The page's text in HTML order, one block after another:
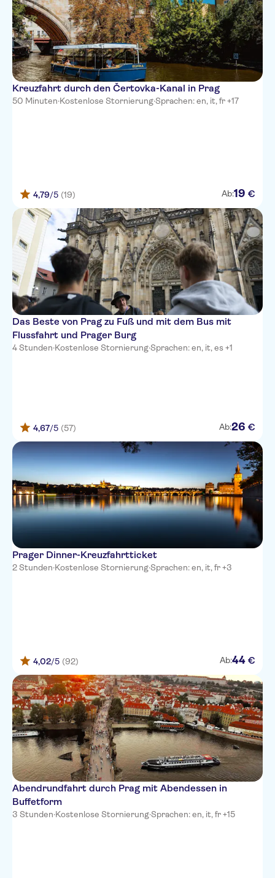
Kreuzfahrt durch den Čertovka-Kanal in Prag
50 Minuten·Kostenlose Stornierung·Sprachen: en, it, fr +17
4,79/5 (19) Ab:19 €
Das Beste von Prag zu Fuß und mit dem Bus mit
Flussfahrt und Prager Burg
4 Stunden·Kostenlose Stornierung·Sprachen: en, it, es +1
4,67/5 (57) Ab:26 €
Prager Dinner-Kreuzfahrtticket
2 Stunden·Kostenlose Stornierung·Sprachen: en, it, fr +3
4,02/5 (92) Ab:44 €
Abendrundfahrt durch Prag mit Abendessen in
Buffetform
3 Stunden·Kostenlose Stornierung·Sprachen: en, it, fr +15